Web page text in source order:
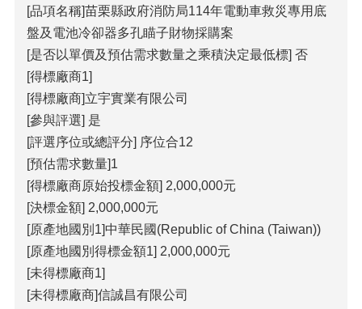
[品項名稱]苗栗縣政府消防局114年電動車救災專用底
盤及電池冷卻器多孔瞄子財物採購案
[是否以單價及預估需求數量之乘積決定最低標] 否
[得標廠商1]
[得標廠商]立宇實業有限公司
[參與評選] 是
[評選序位或總評分] 序位合12
[預估需求數量]1
[得標廠商原始投標金額] 2,000,000元
[決標金額] 2,000,000元
[原產地國別1]中華民國(Republic of China (Taiwan))
[原產地國別得標金額1] 2,000,000元
[未得標廠商1]
[未得標廠商]信誠昌有限公司